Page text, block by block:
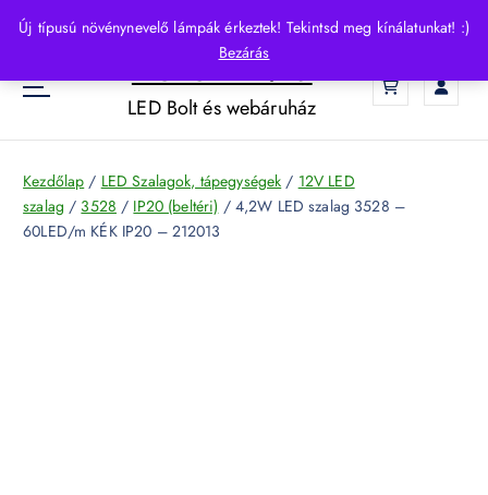
Új típusú növénynevelő lámpák érkeztek! Tekintsd meg kínálatunkat! :)
Bezárás
p
o
HelloLED.hu
LED Bolt és webáruház
Kezdőlap / LED Szalagok, tápegységek / 12V LED
szalag / 3528 / IP20 (beltéri) / 4,2W LED szalag 3528 –
60LED/m KÉK IP20 – 212013